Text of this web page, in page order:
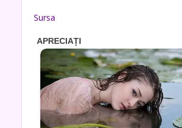
Sursa